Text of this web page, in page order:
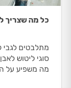
כל מה שצריך
מתלבטים לגבי
סוגי ליטוש
מה משפיע על